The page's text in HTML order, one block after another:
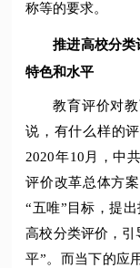
称等的要求。
推进高校分类
特色和水平
教育评价对
说，有什么样的
2020年10月，中
评价改革总体方
“五唯”目标，提
高校分类评价，引
平”。而当下的应